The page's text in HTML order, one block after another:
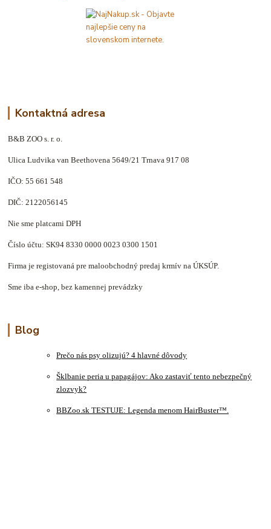
Kontaktná adresa
B&B ZOO s. r. o.
Ulica Ludvika van Beethovena 5649/21 Trnava 917 08
IČO: 55 661 548
DIČ: 2122056145
Nie sme platcami DPH
Číslo účtu: SK94 8330 0000 0023 0300 1501
Firma je registovaná pre maloobchodný predaj krmív na ÚKSÚP.
Sme iba e-shop, bez kamennej prevádzky
Blog
Prečo nás psy olizujú? 4 hlavné dôvody
Šklbanie peria u papagájov: Ako zastaviť tento nebezpečný
zlozvyk?
BBZoo.sk TESTUJE: Legenda menom HairBuster™.